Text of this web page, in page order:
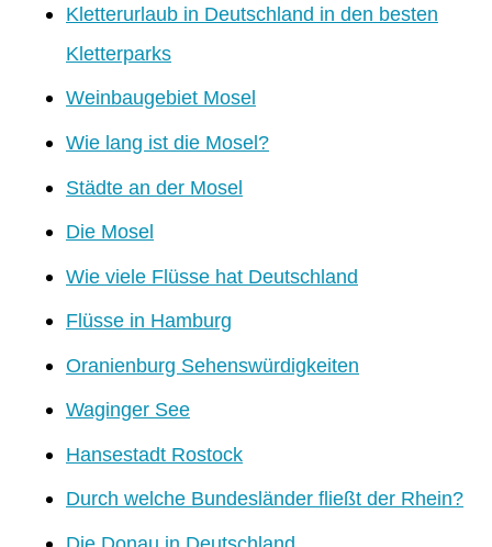
Kletterurlaub in Deutschland in den besten
Kletterparks
Weinbaugebiet Mosel
Wie lang ist die Mosel?
Städte an der Mosel
Die Mosel
Wie viele Flüsse hat Deutschland
Flüsse in Hamburg
Oranienburg Sehenswürdigkeiten
Waginger See
Hansestadt Rostock
Durch welche Bundesländer fließt der Rhein?